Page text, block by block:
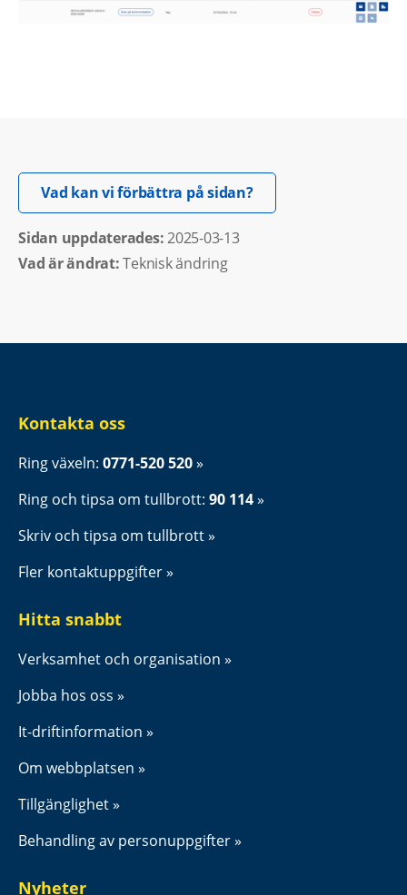
Vad kan vi förbättra på sidan?Öppnas i nytt fönster.
Sidan uppdaterades: 2025-03-13
Vad är ändrat:Teknisk ändring
Kontakta oss
Ring växeln: 0771-520 520
Ring och tipsa om tullbrott: 90 114
Skriv och tipsa om tullbrott
Fler kontaktuppgifter
Hitta snabbt
Verksamhet och organisation
Jobba hos oss
It-driftinformation
Om webbplatsen
Tillgänglighet
Behandling av personuppgifter
Nyheter